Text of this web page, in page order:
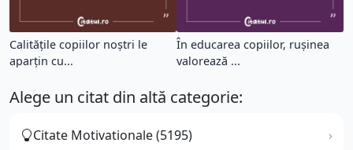
Calităţile copiilor noştri le
aparţin cu...
În educarea copiilor, rușinea
valorează ...
Alege un citat din altă categorie:
Citate Motivationale (5195)